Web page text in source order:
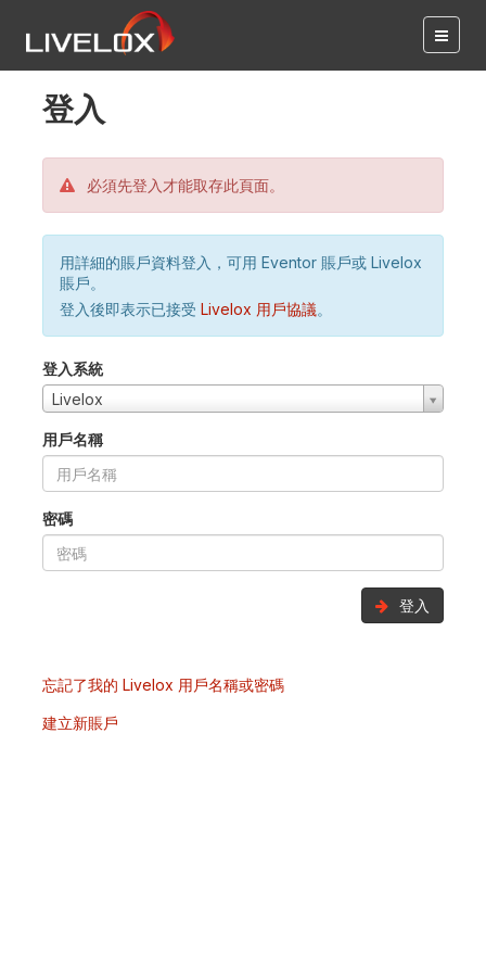
登入
必須先登入才能取存此頁面。
用詳細的賬戶資料登入，可用 Eventor 賬戶或 Livelox
賬戶。
登入後即表示已接受 Livelox 用戶協議。
登入系統
Livelox
用戶名稱
密碼
登入
忘記了我的 Livelox 用戶名稱或密碼
建立新賬戶